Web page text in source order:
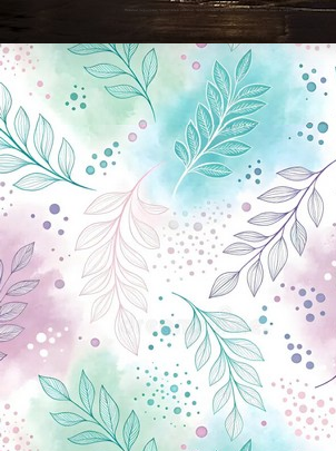
Новини Чернігова, Чернігівські новини, Чернігівський формат, новини Чернігова, події в Чернігові: політика,